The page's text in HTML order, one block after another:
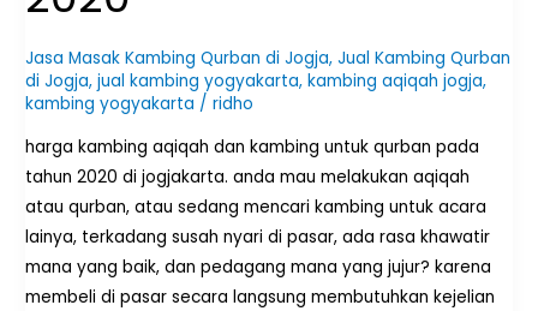
Jasa Masak Kambing Qurban di Jogja,Jual Kambing Qurban
di Jogja,jual kambing yogyakarta,kambing aqiqah jogja,
kambing yogyakarta /ridho
harga kambing aqiqah dan kambing untuk qurban pada
tahun 2020 di jogjakarta. anda mau melakukan aqiqah
atau qurban, atau sedang mencari kambing untuk acara
lainya, terkadang susah nyari di pasar, ada rasa khawatir
mana yang baik, dan pedagang mana yang jujur? karena
membeli di pasar secara langsung membutuhkan kejelian
2020